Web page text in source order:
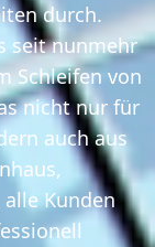
durch.
seit nunmehr
Schleifen von
nicht nur für
auch aus
Kunden